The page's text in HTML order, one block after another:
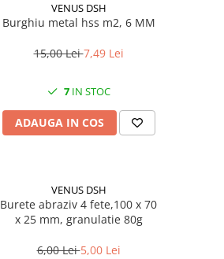
VENUS DSH
Burghiu metal hss m2, 6 MM
15,00 Lei7,49 Lei
7IN STOC
ADAUGA IN COS
VENUS DSH
Burete abraziv 4 fete,100 x 70
x 25 mm, granulatie 80g
6,00 Lei5,00 Lei